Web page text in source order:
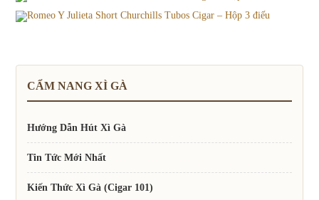
CẨM NANG XÌ GÀ
Hướng Dẫn Hút Xì Gà
Tin Tức Mới Nhất
Kiến Thức Xì Gà (Cigar 101)